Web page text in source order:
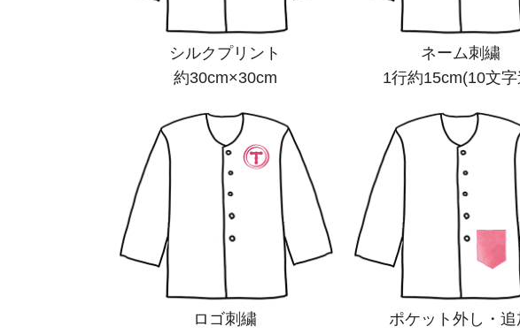
シルクプリント
約30cm×30cm
ネーム刺繍
1行約15cm(10文字
ロゴ刺繍
ポケット外し・追